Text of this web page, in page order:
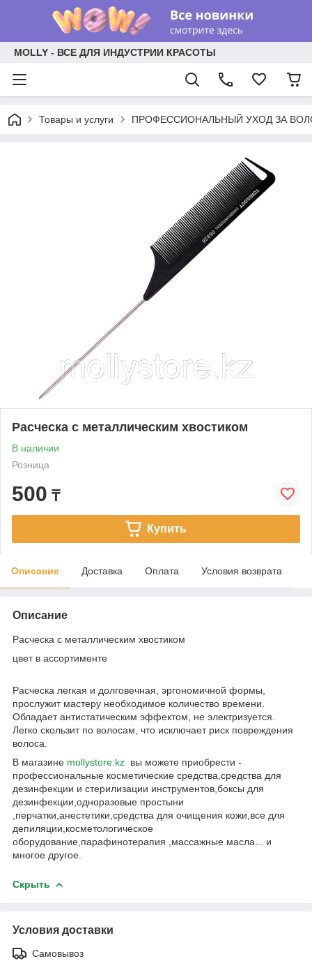
MOLLY - ВСЕ ДЛЯ ИНДУСТРИИ КРАСОТЫ
Товары и услуги ПРОФЕССИОНАЛЬНЫЙ УХОД ЗА
Расческа с металлическим хвостиком
В наличии
Розница
500 ₸
Купить
Описание Доставка Оплата Условия возврата
Описание
Расческа с металлическим хвостиком
цвет в ассортименте
Расческа легкая и долговечная, эргономичной формы,
прослужит мастеру необходимое количество времени.
Обладает антистатическим эффектом, не электризуется.
Легко скользит по волосам, что исключает риск повреждения
волоса.
В магазине mollystore.kz вы можете приобрести -
профессиональные косметические средства,средства для
дезинфекции и стерилизации инструментов,боксы для
дезинфекции,одноразовые простыни
,перчатки,анестетики,средства для очищения кожи,все для
депиляции,косметологическое
оборудование,парафинотерапия ,массажные масла... и
многое другое.
Скрыть
Условия доставки
Самовывоз